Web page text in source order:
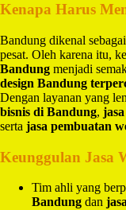
Kenapa Harus
Bandung dikenal
pesat. Oleh karena itu,
Bandung menjadi
design Bandung
Dengan layanan yang
bisnis di Bandung,
serta jasa pembuatan
Keunggulan Jasa
Tim ahli yang
Bandung dan